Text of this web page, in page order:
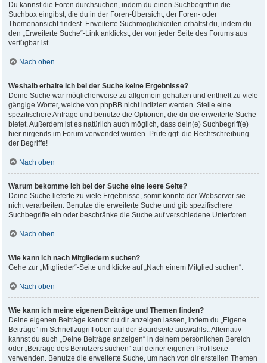
Du kannst die Foren durchsuchen, indem du einen Suchbegriff in die
Suchbox eingibst, die du in der Foren-Übersicht, der Foren- oder
Themenansicht findest. Erweiterte Suchmöglichkeiten erhältst du, indem du
den „Erweiterte Suche“-Link anklickst, der von jeder Seite des Forums aus
verfügbar ist.
Nach oben
Weshalb erhalte ich bei der Suche keine Ergebnisse?
Deine Suche war möglicherweise zu allgemein gehalten und enthielt zu viele
gängige Wörter, welche von phpBB nicht indiziert werden. Stelle eine
spezifischere Anfrage und benutze die Optionen, die dir die erweiterte Suche
bietet. Außerdem ist es natürlich auch möglich, dass dein(e) Suchbegriff(e)
hier nirgends im Forum verwendet wurden. Prüfe ggf. die Rechtschreibung
der Begriffe!
Nach oben
Warum bekomme ich bei der Suche eine leere Seite?
Deine Suche lieferte zu viele Ergebnisse, somit konnte der Webserver sie
nicht verarbeiten. Benutze die erweiterte Suche und gib spezifischere
Suchbegriffe ein oder beschränke die Suche auf verschiedene Unterforen.
Nach oben
Wie kann ich nach Mitgliedern suchen?
Gehe zur „Mitglieder“-Seite und klicke auf „Nach einem Mitglied suchen“.
Nach oben
Wie kann ich meine eigenen Beiträge und Themen finden?
Deine eigenen Beiträge kannst du dir anzeigen lassen, indem du „Eigene
Beiträge“ im Schnellzugriff oben auf der Boardseite auswählst. Alternativ
kannst du auch „Deine Beiträge anzeigen“ in deinem persönlichen Bereich
oder „Beiträge des Benutzers suchen“ auf deiner eigenen Profilseite
verwenden. Benutze die erweiterte Suche, um nach von dir erstellen Themen